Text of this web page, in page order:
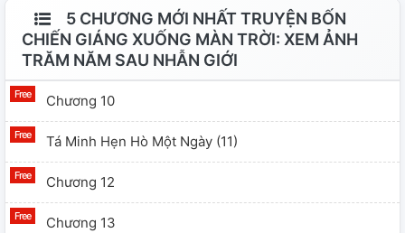
5 CHƯƠNG MỚI NHẤT TRUYỆN BỐN
CHIẾN GIÁNG XUỐNG MÀN TRỜI: XEM ẢNH
TRĂM NĂM SAU NHẪN GIỚI
Chương 10
Tá Minh Hẹn Hò Một Ngày (11)
Chương 12
Chương 13